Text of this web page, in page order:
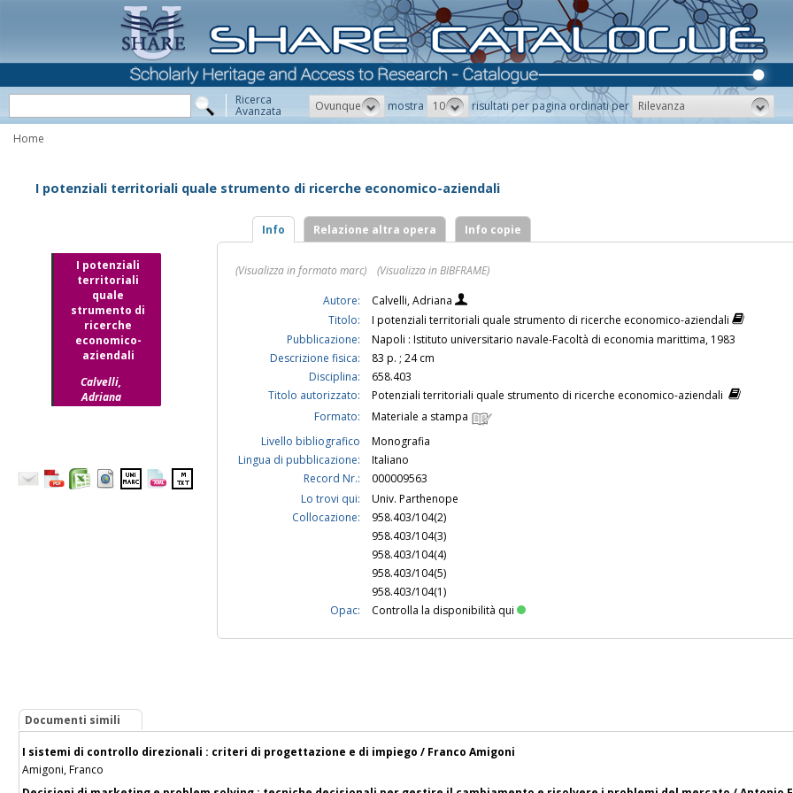
Ricerca
Avanzata Ovunque mostra 10 risultati per pagina ordinati per Rilevanza
Home
I potenziali territoriali quale strumento di ricerche economico-aziendali
I potenziali
territoriali
quale
strumento di
ricerche
economico-
aziendali
Calvelli,
Adriana
Info Relazione altra opera Info copie
(Visualizza in formato marc)
(Visualizza in BIBFRAME)
Autore:
Calvelli, Adriana
Titolo:
I potenziali territoriali quale strumento di ricerche economico-aziendali
Pubblicazione:
Napoli : Istituto universitario navale-Facoltà di economia marittima, 1983
Descrizione fisica:
83 p. ; 24 cm
Disciplina:
658.403
Titolo autorizzato:
Potenziali territoriali quale strumento di ricerche economico-aziendali
Formato:
Materiale a stampa
Livello bibliografico
Monografia
Lingua di pubblicazione:
Italiano
Record Nr.:
000009563
Lo trovi qui:
Univ. Parthenope
Collocazione:
958.403/104(2)
958.403/104(3)
958.403/104(4)
958.403/104(5)
958.403/104(1)
Opac:
Controlla la disponibilità qui
Documenti simili
I sistemi di controllo direzionali : criteri di progettazione e di impiego / Franco Amigoni
Amigoni, Franco